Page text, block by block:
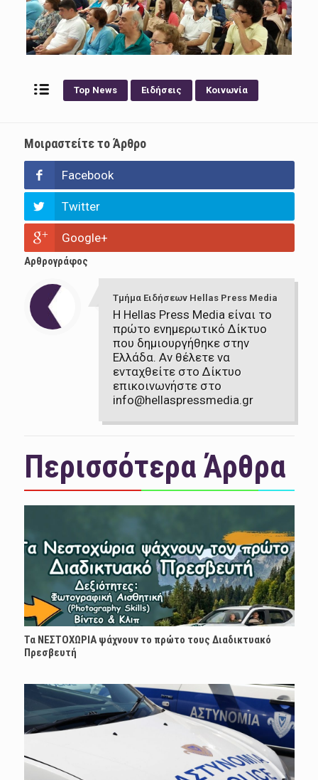
Top News Ειδήσεις Κοινωνία
Μοιραστείτε το Άρθρο
Facebook
Twitter
Google+
Αρθρογράφος
Τμήμα Ειδήσεων Hellas Press Media
Η Hellas Press Media είναι το
πρώτο ενημερωτικό Δίκτυο
που δημιουργήθηκε στην
Ελλάδα. Αν θέλετε να
ενταχθείτε στο Δίκτυο
επικοινωνήστε στο
info@hellaspressmedia.gr
Περισσότερα Άρθρα
Τα ΝΕΣΤΟΧΩΡΙΑ ψάχνουν το πρώτο τους Διαδικτυακό
Πρεσβευτή